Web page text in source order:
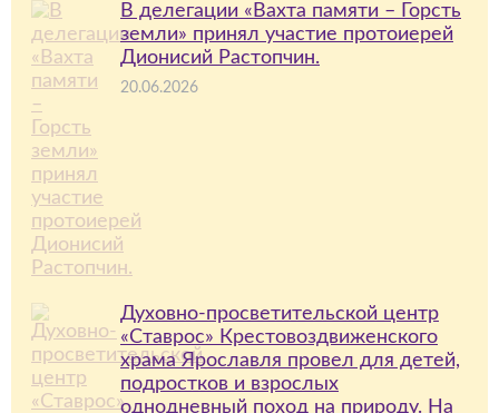
В делегации «Вахта памяти – Горсть
земли» принял участие протоиерей
Дионисий Растопчин.
20.06.2026
Духовно-просветительской центр
«Ставрос» Крестовоздвиженского
храма Ярославля провел для детей,
подростков и взрослых
однодневный поход на природу. На